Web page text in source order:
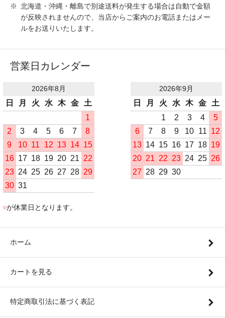
北海道・沖縄・離島で別途送料が発生する場合は自動で金額
が反映されませんので、当店からご案内のお電話またはメー
ルをお送りいたします。
営業日カレンダー
2026年8月
日 月 火 水 木 金 土
1
2
3 4 5 6 7
8
9
10 11 12 13 14 15
16 17 18 19 20 21 22
23 24 25 26 27 28 29
30 31
2026年9月
日 月 火 水 木 金 土
1
2 3 4
5
6
7 8 9 10 11 12
13 14 15 16 17 18 19
20 21 22 23 24 25 26
27 28 29 30
■が休業日となります。
ホーム
カートを見る
特定商取引法に基づく表記